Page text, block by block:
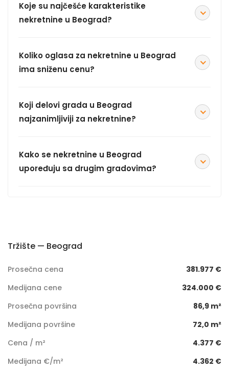
Koje su najčešće karakteristike
nekretnine u Beograd?
Koliko oglasa za nekretnine u Beograd
ima sniženu cenu?
Koji delovi grada u Beograd
najzanimljiviji za nekretnine?
Kako se nekretnine u Beograd
upoređuju sa drugim gradovima?
Tržište — Beograd
Prosečna cena
381.977 €
Medijana cene
324.000 €
Prosečna površina
86,9 m²
Medijana površine
72,0 m²
Cena / m²
4.377 €
Medijana €/m²
4.362 €